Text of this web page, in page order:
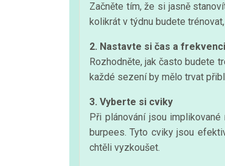
Začněte tím, že si jasně
kolikrát v týdnu budete
2. Nastavte si čas a frekvenci
Rozhodněte, jak často budete
každé sezení by mělo trvat
3. Vyberte si cviky
Při plánování jsou
burpees. Tyto cviky jsou
chtěli vyzkoušet.